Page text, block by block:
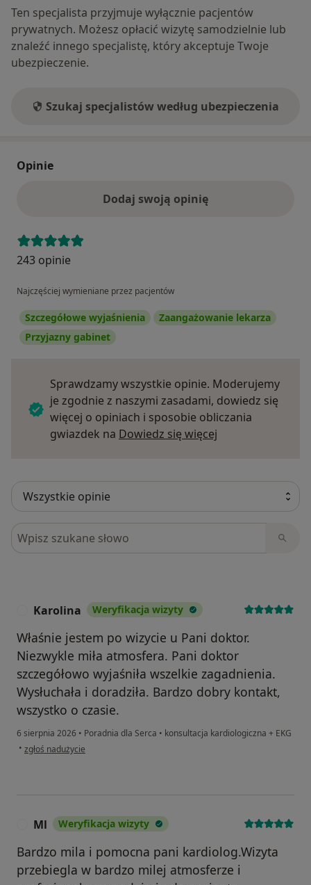
Ten specjalista przyjmuje wyłącznie pacjentów
prywatnych. Możesz opłacić wizytę samodzielnie lub
znaleźć innego specjalistę, który akceptuje Twoje
ubezpieczenie.
Szukaj specjalistów według ubezpieczenia
Opinie
Dodaj swoją opinię
243 opinie
Najczęściej wymieniane przez pacjentów
Szczegółowe wyjaśnienia
Zaangażowanie lekarza
Przyjazny gabinet
Sprawdzamy wszystkie opinie. Moderujemy
je zgodnie z naszymi zasadami, dowiedz się
więcej o opiniach i sposobie obliczania
gwiazdek na Dowiedz się więcej
Szukaj w opiniach
Karolina Weryfikacja wizyty
Właśnie jestem po wizycie u Pani doktor.
Niezwykle miła atmosfera. Pani doktor
szczegółowo wyjaśniła wszelkie zagadnienia.
Wysłuchała i doradziła. Bardzo dobry kontakt,
wszystko o czasie.
6 sierpnia 2026 • Poradnia dla Serca • konsultacja kardiologiczna + EKG
• w opinii użytkownika Karolina
zgłoś nadużycie
Ml Weryfikacja wizyty
Bardzo mila i pomocna pani kardiolog.Wizyta
przebiegla w bardzo milej atmosferze i